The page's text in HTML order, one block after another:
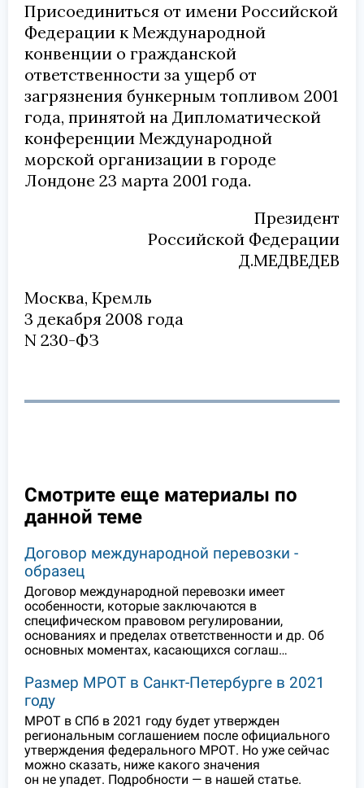
Присоединиться от имени Российской
Федерации к Международной
конвенции о гражданской
ответственности за ущерб от
загрязнения бункерным топливом 2001
года, принятой на Дипломатической
конференции Международной
морской организации в городе
Лондоне 23 марта 2001 года.
Президент
Российской Федерации
Д.МЕДВЕДЕВ
Москва, Кремль
3 декабря 2008 года
N 230-ФЗ
Смотрите еще материалы по
данной теме
Договор международной перевозки -
образец
Договор международной перевозки имеет
особенности, которые заключаются в
специфическом правовом регулировании,
основаниях и пределах ответственности и др. Об
основных моментах, касающихся соглаш…
Размер МРОТ в Санкт-Петербурге в 2021
году
МРОТ в СПб в 2021 году будет утвержден
региональным соглашением после официального
утверждения федерального МРОТ. Но уже сейчас
можно сказать, ниже какого значения
он не упадет. Подробности — в нашей статье.